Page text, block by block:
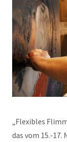
„Flexibles
das vom 15.-